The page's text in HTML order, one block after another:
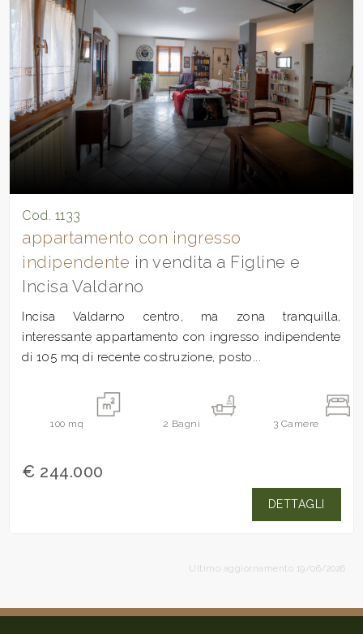
Cod. 1133
appartamento con ingresso
indipendente in vendita a Figline e
Incisa Valdarno
Incisa Valdarno centro, ma zona tranquilla,
interessante appartamento con ingresso indipendente
di 105 mq di recente costruzione, posto...
100 mq 2 Bagni 3 Camere
€ 244.000
DETTAGLI
Ultimo aggiornamento 19/06/2026